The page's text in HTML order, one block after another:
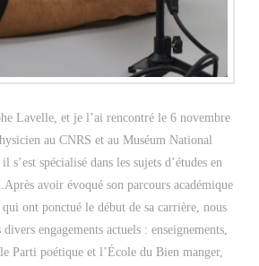
Lavelle, et je l’ai rencontré le 6 novembre
au CNRS et au Muséum National
spécialisé dans les sujets d’études en
avoir évoqué son parcours académique
ont ponctué le début de sa carrière, nous
engagements actuels : enseignements,
Parti poétique et l’École du Bien manger,